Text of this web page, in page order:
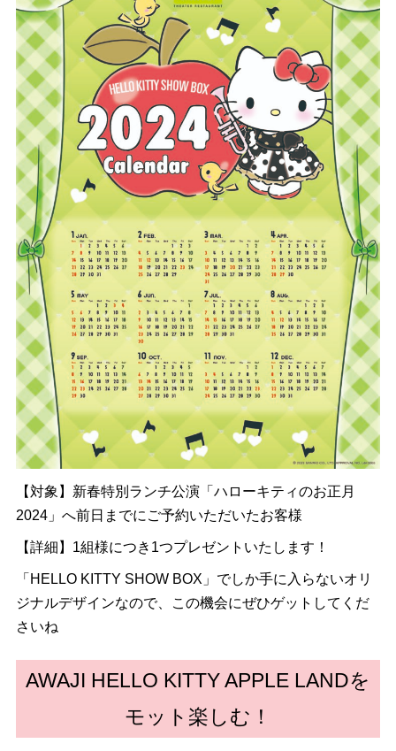
【対象】新春特別ランチ公演「ハローキティのお正月
2024」へ前日までにご予約いただいたお客様
【詳細】1組様につき1つプレゼントいたします！
「HELLO KITTY SHOW BOX」でしか手に入らないオリ
ジナルデザインなので、この機会にぜひゲットしてくだ
さいね
AWAJI HELLO KITTY APPLE LANDを
モット楽しむ！